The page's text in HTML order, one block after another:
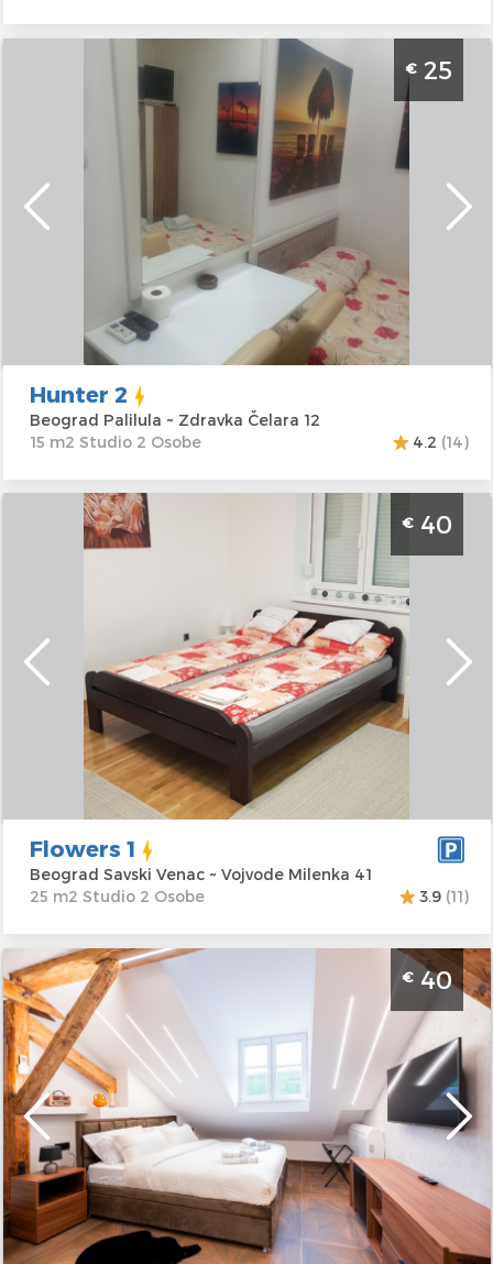
Studio Apartman Hunter 2 Beograd Palilula.
Apartman smesten kod hale Pionir. Namenjen za
Lokacija:
Palilula
Zdravka
Gosti:2
Kvadratura :
Struktura :Studio
€25
Hunter 2
Beograd Palilula ~ Zdravka Čelara 12
15 m2 Studio 2 Osobe
4.2 (14)
Studio Apartman Flowers 1 Beograd Savski
Venac, studio apartman, velicine 25m2 na
Lokacija:
Beograd
Savski Venac
Vojvode
Milenka 41
40 €
Gosti:2
Kvadratura :25
m2
Struktura :Studio
€40
Flowers 1
Beograd Savski Venac ~ Vojvode Milenka 41
25 m2 Studio 2 Osobe
3.9(11)
Studio Apartman Stella Di Notte Deluxe 2
Beograd Centar. Smešten u samom centru
grada i namenjen za 2 osobe.
Beograd
Lokacija:Beograd
Centar
Adresa:Marsala
Birijuzova 6
Cena40 €
Gosti:2
Kvadratura :20
m2
Struktura :Studio
€40